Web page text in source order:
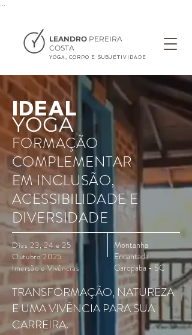
LEANDRO PEREIRA
COSTA
YOGA, CORPO E SUBJETIVIDADE
IDEAL
YOGA
FORMAÇÃO
COMPLEMENTAR
EM INCLUSÃO,
ACESSIBILIDADE E
DIVERSIDADE
Montanha
Encantada
Garopaba - SC
Dias 23, 24 e 25
Outubro 2025
Imersão e Vivências
TRANSFORMAÇÃO, NATUREZA
E UMA VIVÊNCIA PARA SUA
CARREIRA.